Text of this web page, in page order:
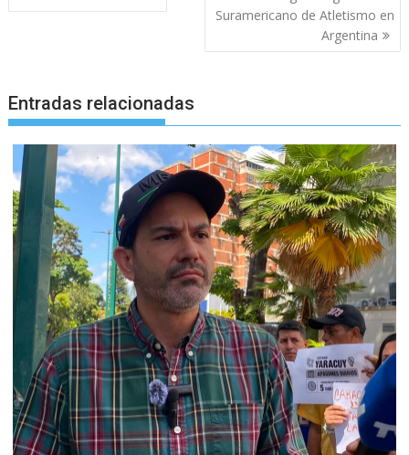
de
Suramericano de Atletismo en
Argentina
Entradas relacionadas